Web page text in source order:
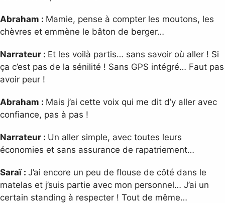
Abraham : Mamie, pense à compter les moutons, les
chèvres et emmène le bâton de berger…
Narrateur : Et les voilà partis… sans savoir où aller ! Si
ça c’est pas de la sénilité ! Sans GPS intégré… Faut pas
avoir peur !
Abraham : Mais j’ai cette voix qui me dit d’y aller avec
confiance, pas à pas !
Narrateur : Un aller simple, avec toutes leurs
économies et sans assurance de rapatriement…
Saraï : J’ai encore un peu de flouse de côté dans le
matelas et j’suis partie avec mon personnel… J’ai un
certain standing à respecter ! Tout de même…